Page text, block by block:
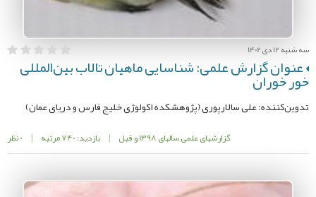
سه شنبه 12 دی 1402
عنوان گزارش علمی: شناسایی ماهیان تالاب بین‌المللی
خور خوران
تدوین‌کننده: علی سالارپوری (پژوهشکده اکولوژی خلیج فارس و دریای عمان)
گزارشهای علمی سالهای 1398 و قبل | بازدید: 740 مرتبه | 0 نظر